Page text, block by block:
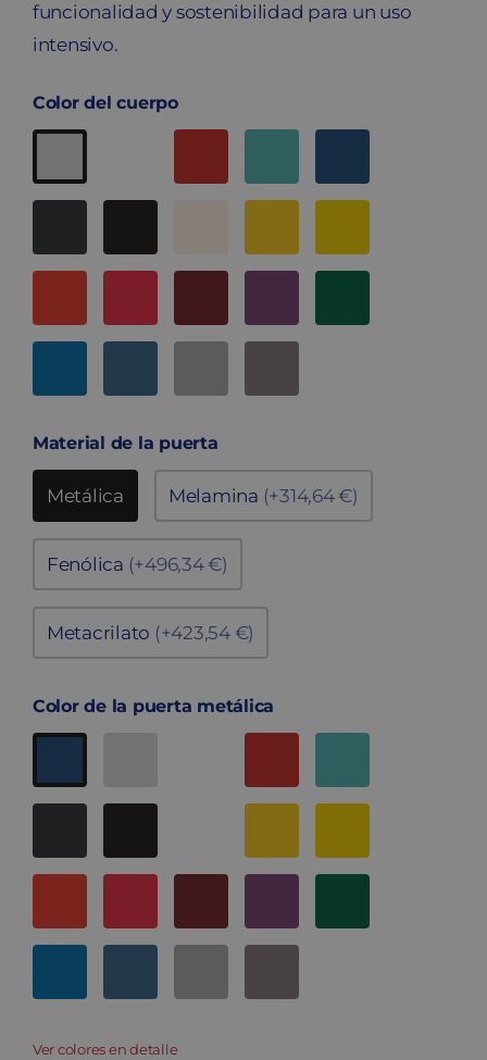
funcionalidad y sostenibilidad para un uso
intensivo.
Color del cuerpo
Material de la puerta
Metálica Melamina (+314,64 €)
Fenólica (+496,34 €)
Metacrilato (+423,54 €)
Color de la puerta metálica
Ver colores en detalle